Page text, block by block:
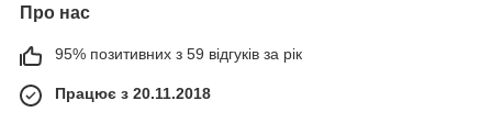
Про нас
95% позитивних з 59 відгуків за рік
Працює з 20.11.2018